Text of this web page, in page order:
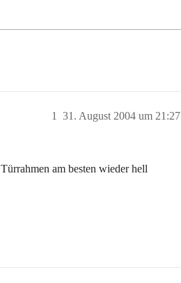
31. August 2004 um 21:27
1
am besten wieder hell